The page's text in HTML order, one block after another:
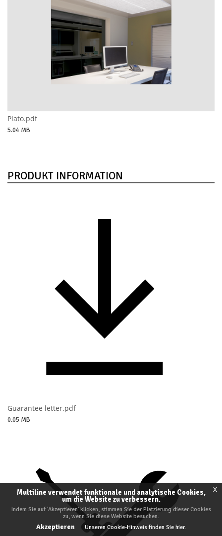
Plato.pdf
5.04 MB
PRODUKT INFORMATION
Guarantee letter.pdf
0.05 MB
Multiline verwendet funktionale und analytische Cookies,
um die Website zu verbessern.
Indem Sie auf 'Akzeptieren' klicken, stimmen Sie der Platzierung dieser Cookies
zu, wenn Sie diese Website besuchen.
Akzeptieren Unseren Cookie-Hinweis finden Sie hier.
x